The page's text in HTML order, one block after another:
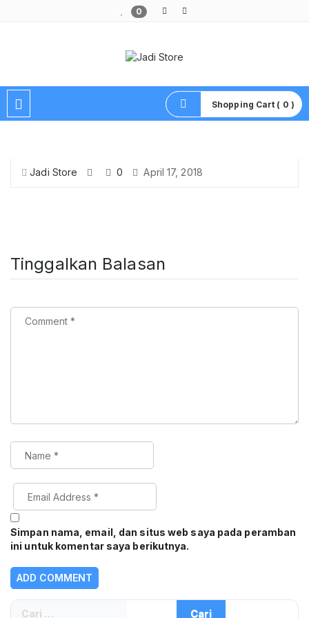
0
Shopping Cart ( 0 )
Jadi Store 0 April 17, 2018
Tinggalkan Balasan
Simpan nama, email, dan situs web saya pada peramban
ini untuk komentar saya berikutnya.
Cari